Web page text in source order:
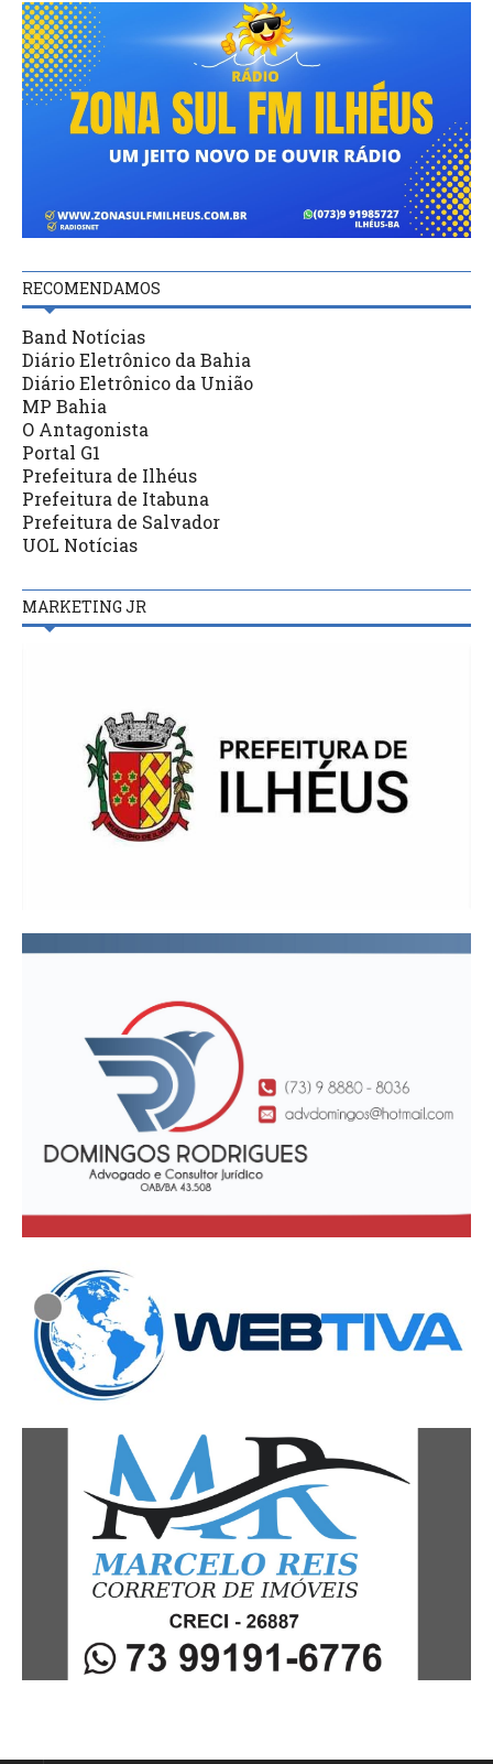
RECOMENDAMOS
Band Notícias
Diário Eletrônico da Bahia
Diário Eletrônico da União
MP Bahia
O Antagonista
Portal G1
Prefeitura de Ilhéus
Prefeitura de Itabuna
Prefeitura de Salvador
UOL Notícias
MARKETING JR